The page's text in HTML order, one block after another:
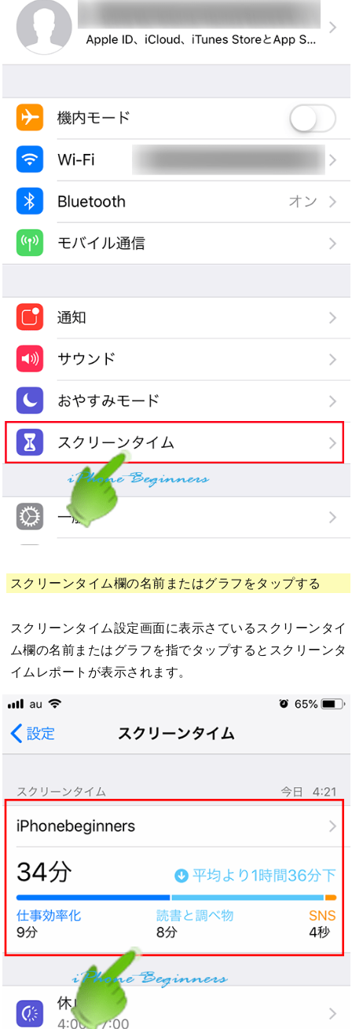
スクリーンタイム欄の名前またはグラフをタップする
スクリーンタイム設定画面に表示さているスクリーンタイ
ム欄の名前またはグラフを指でタップするとスクリーンタ
イムレポートが表示されます。